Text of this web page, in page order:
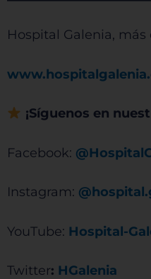
Hospital Galenia,
¡Síguenos en
Facebook:
Instagram:
YouTube: Hospital-
Twitter: HGalenia